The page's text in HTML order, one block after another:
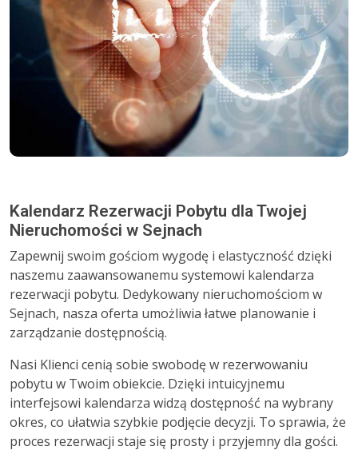
Kalendarz Rezerwacji Pobytu dla Twojej
Nieruchomości w Sejnach
Zapewnij swoim gościom wygodę i elastyczność dzięki
naszemu zaawansowanemu systemowi kalendarza
rezerwacji pobytu. Dedykowany nieruchomościom w
Sejnach, nasza oferta umożliwia łatwe planowanie i
zarządzanie dostępnością.
Nasi Klienci cenią sobie swobodę w rezerwowaniu
pobytu w Twoim obiekcie. Dzięki intuicyjnemu
interfejsowi kalendarza widzą dostępność na wybrany
okres, co ułatwia szybkie podjęcie decyzji. To sprawia, że
proces rezerwacji staje się prosty i przyjemny dla gości.